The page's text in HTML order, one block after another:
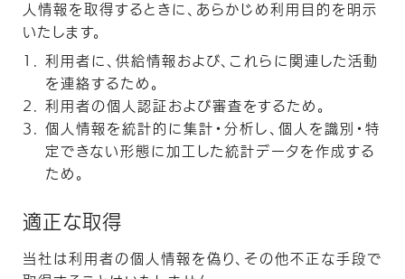
CONTACT
JP EN
人情報を取得するときに、あらかじめ利用目的を明示
いたします。
利用者に、供給情報および、これらに関連した活動
を連絡するため。
利用者の個人認証および審査をするため。
個人情報を統計的に集計・分析し、個人を識別・特
定できない形態に加工した統計データを作成する
ため。
適正な取得
当社は利用者の個人情報を偽り、その他不正な手段で